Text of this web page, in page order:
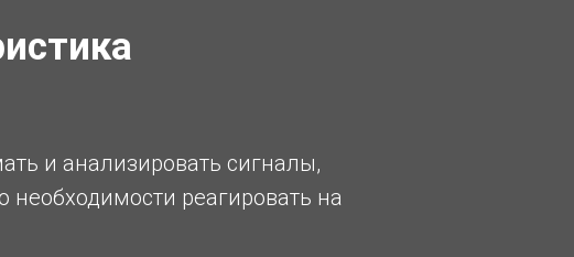
и анализировать сигналы,
реагировать на